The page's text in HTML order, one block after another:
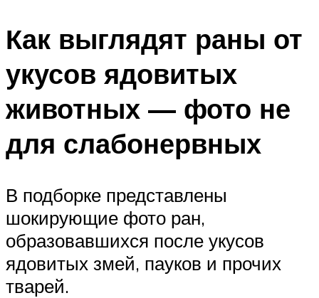
Как выглядят раны от
укусов ядовитых
животных — фото не
для слабонервных
В подборке представлены
шокирующие фото ран,
образовавшихся после укусов
ядовитых змей, пауков и прочих
тварей.